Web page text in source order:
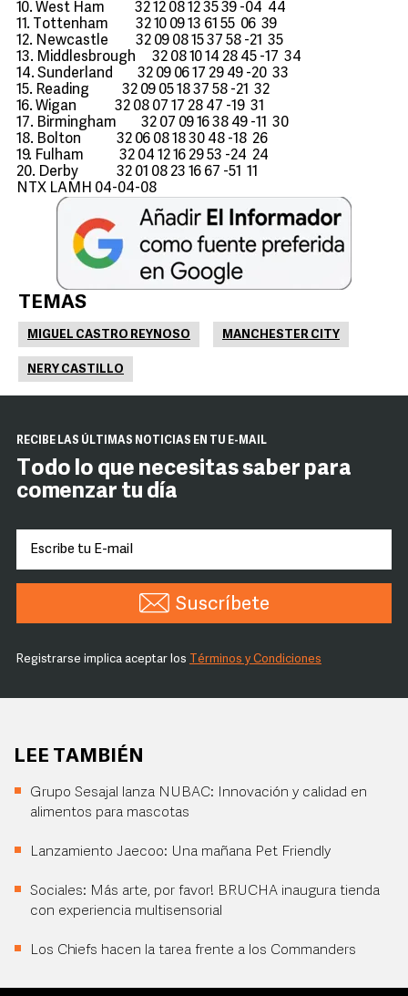
10. West Ham 32 12 08 12 35 39 -04 44
11. Tottenham 32 10 09 13 61 55 06 39
12. Newcastle 32 09 08 15 37 58 -21 35
13. Middlesbrough 32 08 10 14 28 45 -17 34
14. Sunderland 32 09 06 17 29 49 -20 33
15. Reading 32 09 05 18 37 58 -21 32
16. Wigan 32 08 07 17 28 47 -19 31
17. Birmingham 32 07 09 16 38 49 -11 30
18. Bolton 32 06 08 18 30 48 -18 26
19. Fulham 32 04 12 16 29 53 -24 24
20. Derby 32 01 08 23 16 67 -51 11
NTX LAMH 04-04-08
TEMAS
MIGUEL CASTRO REYNOSO MANCHESTER CITY
NERY CASTILLO
RECIBE LAS ÚLTIMAS NOTICIAS EN TU E-MAIL
Todo lo que necesitas saber para
comenzar tu día
Suscríbete
Registrarse implica aceptar los Términos y Condiciones
LEE TAMBIÉN
Grupo Sesajal lanza NUBAC: Innovación y calidad en
alimentos para mascotas
Lanzamiento Jaecoo: Una mañana Pet Friendly
Sociales: Más arte, por favor! BRUCHA inaugura tienda
con experiencia multisensorial
Los Chiefs hacen la tarea frente a los Commanders